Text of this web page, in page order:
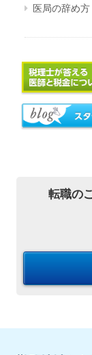
医局の辞め方
転職の